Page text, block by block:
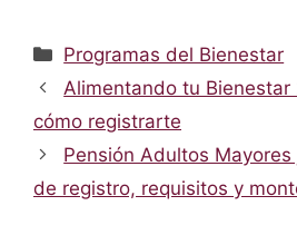
Categorías
Programas del Bienestar
Alimentando tu
cómo registrarte
Pensión Adultos
de registro, requisitos y